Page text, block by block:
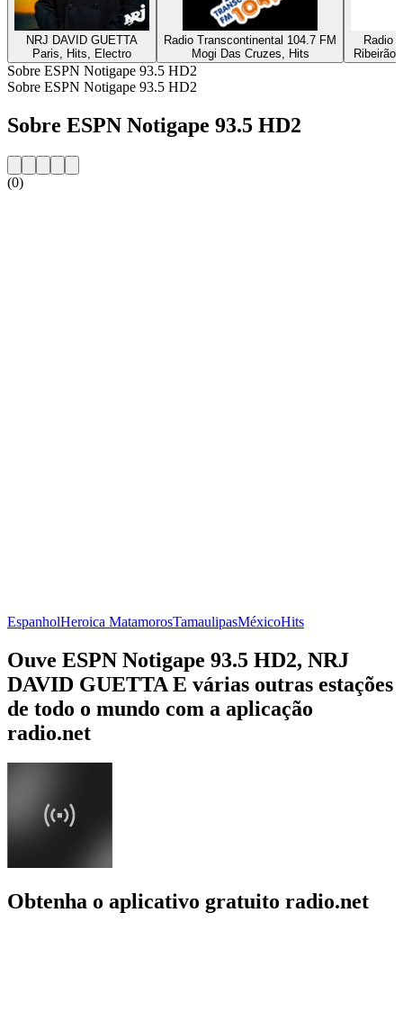
NRJ DAVID GUETTA
Paris, Hits, Electro
Radio Transcontinental 104.7 FM
Mogi Das Cruzes, Hits
Radio
Ribeirão
Sobre ESPN Notigape 93.5 HD2
Sobre ESPN Notigape 93.5 HD2
Sobre ESPN Notigape 93.5 HD2
(0)
EspanholHeroica MatamorosTamaulipasMéxicoHits
Ouve ESPN Notigape 93.5 HD2, NRJ
DAVID GUETTA E várias outras estações
de todo o mundo com a aplicação
radio.net
Obtenha o aplicativo gratuito radio.net